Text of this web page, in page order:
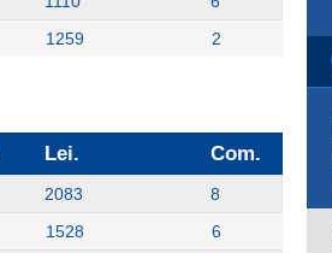
1259 2
Lei. Com.
2083
8
1528
6